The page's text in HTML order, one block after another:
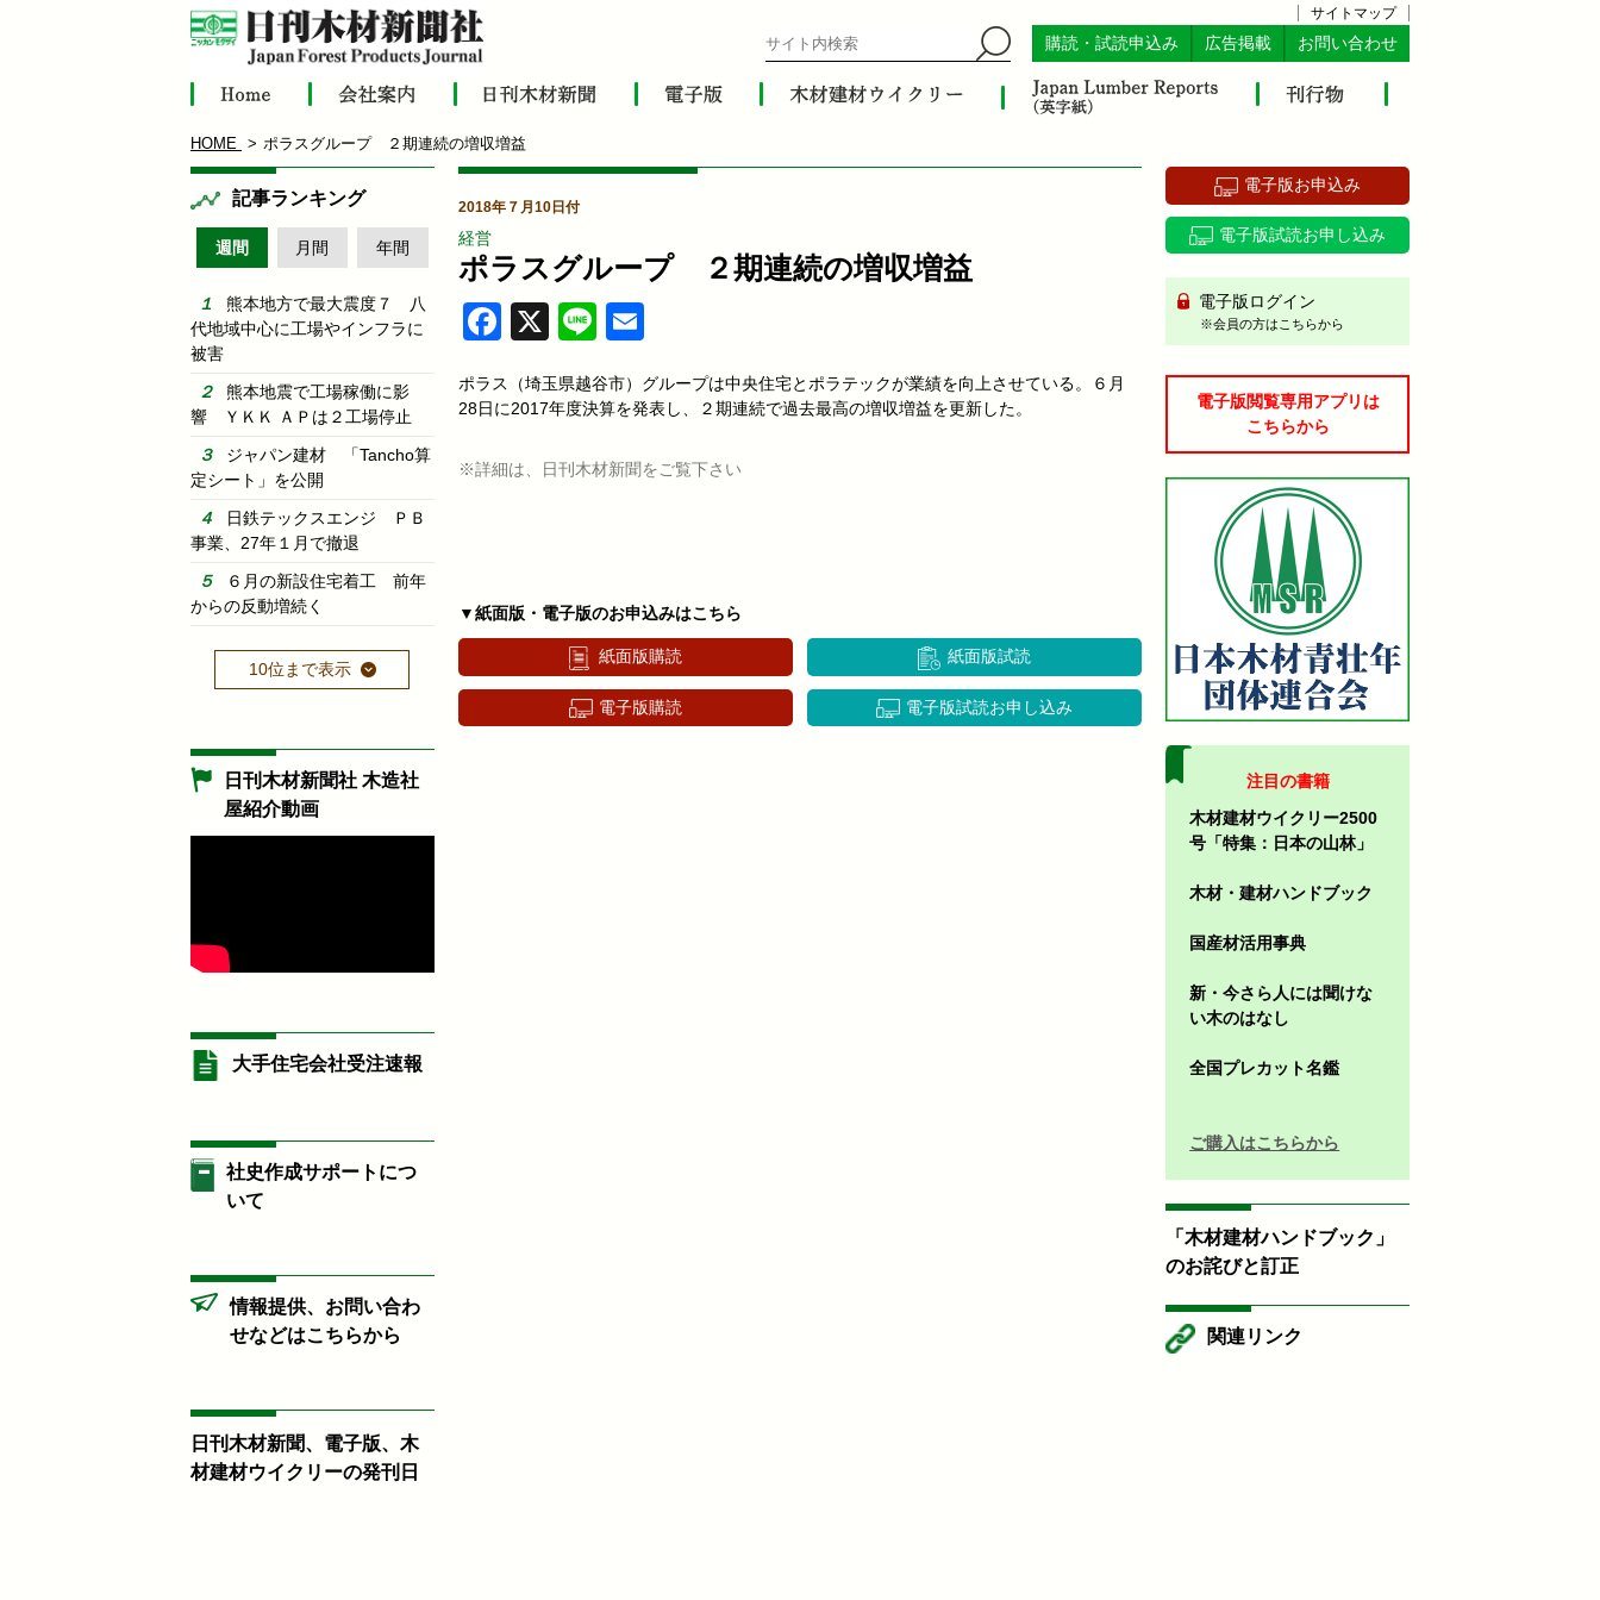
サイトマップ
購読・試読申込み 広告掲載 お問い合わせ
HOME ポラスグループ ２期連続の増収増益
2018年７月10日付
経営
ポラスグループ ２期連続の増収増益
Facebook
X Line
ポラス（埼玉県越谷市）グループは中央住宅とポラテックが業績を向上させている。６月
28日に2017年度決算を発表し、２期連続で過去最高の増収増益を更新した。
※詳細は、日刊木材新聞をご覧下さい
▼紙面版・電子版のお申込みはこちら
紙面版購読 紙面版試読
電子版購読 電子版試読お申し込み
記事ランキング
週間 月間 年間
熊本地方で最大震度７ 八
代地域中心に工場やインフラに
被害
熊本地震で工場稼働に影
響 ＹＫＫ ＡＰは２工場停止
ジャパン建材 「Tancho算
定シート」を公開
日鉄テックスエンジ ＰＢ
事業、27年１月で撤退
６月の新設住宅着工 前年
からの反動増続く
10位まで表示
日刊木材新聞社 木造社
屋紹介動画
大手住宅会社受注速報
社史作成サポートにつ
いて
情報提供、お問い合わ
せなどはこちらから
日刊木材新聞、電子版、木
材建材ウイクリーの発刊日
電子版お申込み
電子版試読お申し込み
電子版ログイン
※会員の方はこちらから
電子版閲覧専用アプリは
こちらから
注目の書籍
木材建材ウイクリー2500
号「特集：日本の山林」
木材・建材ハンドブック
国産材活用事典
新・今さら人には聞けな
い木のはなし
全国プレカット名鑑
ご購入はこちらから
「木材建材ハンドブック」
のお詫びと訂正
関連リンク